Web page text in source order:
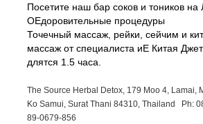
Посетите наш бар соков и тоников на
ОЕдоровительные процедуры
Точечный массаж, рейки, сейчим и
массаж от специалиста иЕ Китая
длятся 1.5 часа.
The Source Herbal Detox, 179 Moo 4, Lamai,
Ko Samui, Surat Thani 84310, Thailand Ph:
89-0679-856